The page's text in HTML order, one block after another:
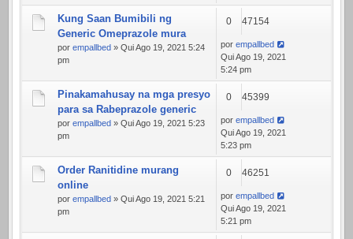
Kung Saan Bumibili ng
Generic Omeprazole mura
por empallbed » Qui Ago 19, 2021 5:24
pm
0 47154
por empallbed
Qui Ago 19, 2021
5:24 pm
Pinakamahusay na mga presyo
para sa Rabeprazole generic
por empallbed » Qui Ago 19, 2021 5:23
pm
0 45399
por empallbed
Qui Ago 19, 2021
5:23 pm
Order Ranitidine murang
online
por empallbed » Qui Ago 19, 2021 5:21
pm
0 46251
por empallbed
Qui Ago 19, 2021
5:21 pm